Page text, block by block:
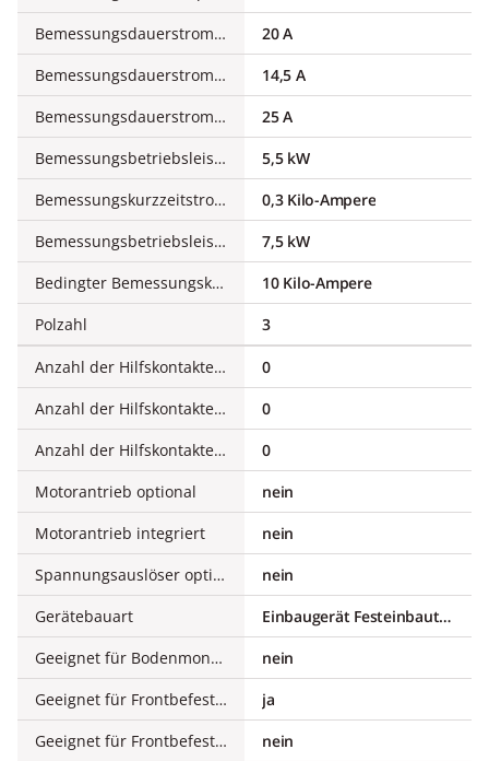
Bemessungsdauerstrom Iu
20 A
Bemessungsdauerstrom bei AC-23, 400 V
14,5 A
Bemessungsdauerstrom bei AC-21, 400 V
25 A
Bemessungsbetriebsleistung bei AC-3, 400 V
5,5 kW
Bemessungskurzzeitstromfestigkeit Icw
0,3 Kilo-Ampere
Bemessungsbetriebsleistung bei AC-23, 400 V
7,5 kW
Bedingter Bemessungskurzschlussstrom Iq
10 Kilo-Ampere
Polzahl
3
Anzahl der Hilfskontakte als Öffner
0
Anzahl der Hilfskontakte als Schließer
0
Anzahl der Hilfskontakte als Wechsler
0
Motorantrieb optional
nein
Motorantrieb integriert
nein
Spannungsauslöser optional
nein
Gerätebauart
Einbaugerät Festeinbautechnik
Geeignet für Bodenmontage
nein
Geeignet für Frontbefestigung 4-Loch
ja
Geeignet für Frontbefestigung Zentral
nein